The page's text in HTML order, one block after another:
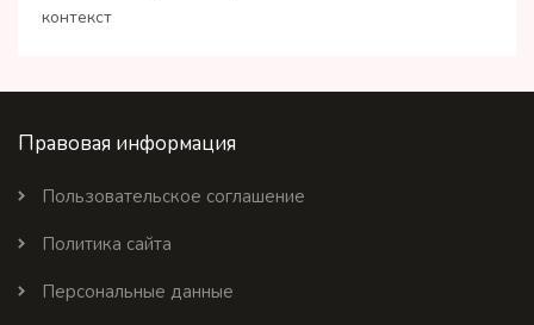
контекст
Правовая информация
Пользовательское соглашение
Политика сайта
Персональные данные